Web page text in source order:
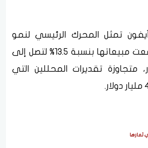
تمثل المحرك الرئيسي لنمو
الشركة، حيث ارتفعت مبيعاتها بنسبة 13.5% لتصل إلى
دولار، متجاوزة تقديرات المحللين التي
ثمارها